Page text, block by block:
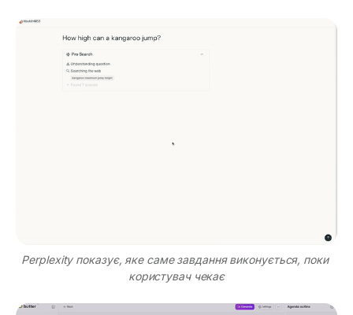
Perplexity показує, яке саме завдання виконується, поки
користувач чекає